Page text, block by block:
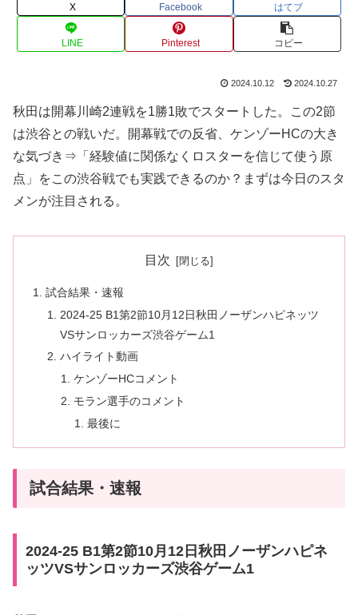
X Facebook はてブ
LINE Pinterest コピー
2024.10.12 2024.10.27
秋田は開幕川崎2連戦を1勝1敗でスタートした。この2節
は渋谷との戦いだ。開幕戦での反省、ケンゾーHCの大き
な気づき⇒「経験値に関係なくロスターを信じて使う原
点」をこの渋谷戦でも実践できるのか？まずは今日のスタ
メンが注目される。
目次
試合結果・速報
2024-25 B1第2節10月12日秋田ノーザンハピネッツ
VSサンロッカーズ渋谷ゲーム1
ハイライト動画
ケンゾーHCコメント
モラン選手のコメント
最後に
試合結果・速報
2024-25 B1第2節10月12日秋田ノーザンハピネ
ッツVSサンロッカーズ渋谷ゲーム1